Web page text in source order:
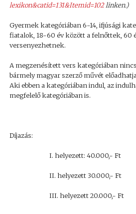
lexikon&catid=131&Itemid=102linken.)
Gyermek kategóriában 6-14, ifjúsági
fiatalok, 18-60 év között a felnőttek, 60
versenyezhetnek.
A megzenésített vers kategóriában
bármely magyar szerző művét
Aki ebben a kategóriában indul, az
megfelelő kategóriában is.
Díjazás:
I. helyezett: 40.000,- Ft
II. helyezett 30.000,- Ft
III. helyezett 20.000,- Ft